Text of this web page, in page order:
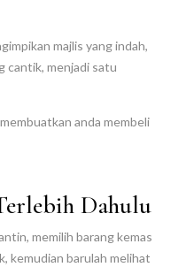
majlis yang indah,
cantik, menjadi satu
anda membeli
Dahulu
memilih barang kemas
kemudian barulah melihat